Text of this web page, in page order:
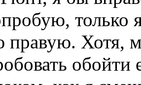
только
правую. Хотя,
обойти